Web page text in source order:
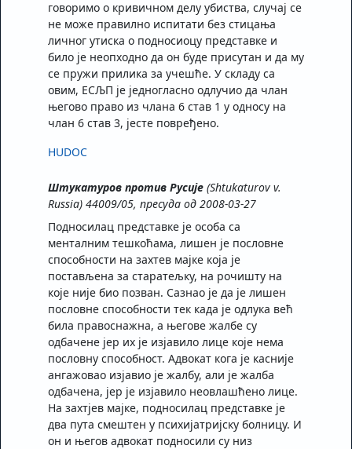
говоримо о кривичном делу убиства, случај се
не може правилно испитати без стицања
личног утиска о подносиоцу представке и
било је неопходно да он буде присутан и да му
се пружи прилика за учешће. У складу са
овим, ЕСЉП је једногласно одлучио да члан
његово право из члана 6 став 1 у односу на
члан 6 став 3, јесте повређено.
HUDOC
Штукатуров против Русије (Shtukaturov v.
Russia) 44009/05, пресуда од 2008-03-27
Подносилац представке је особа са
менталним тешкоћама, лишен је пословне
способности на захтев мајке која је
постављена за старатељку, на рочишту на
које није био позван. Сазнао је да је лишен
пословне способности тек када је одлука већ
била правоснажна, а његове жалбе су
одбачене јер их је изјавило лице које нема
пословну способност. Адвокат кога је касније
ангажовао изјавио је жалбу, али је жалба
одбачена, јер је изјавило неовлашћено лице.
На захтјев мајке, подносилац представке је
два пута смештен у психијатријску болницу. И
он и његов адвокат подносили су низ